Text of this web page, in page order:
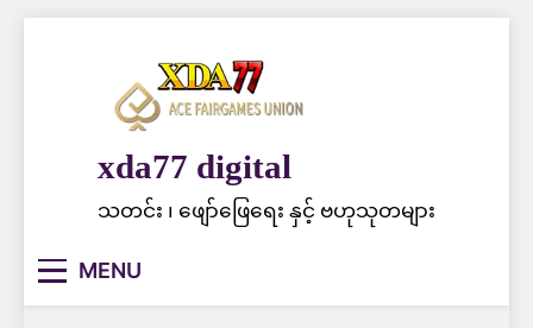
xda77 digital
သတင်း ၊ ဖျော်ဖြေရေး နှင့် ဗဟုသုတများ
MENU